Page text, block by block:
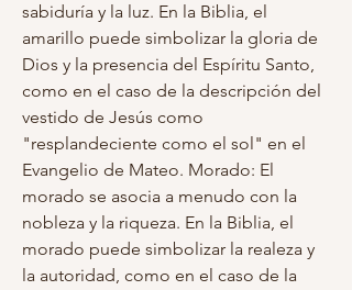
sabiduría y la luz. En la Biblia, el
amarillo puede simbolizar la gloria de
Dios y la presencia del Espíritu Santo,
como en el caso de la descripción del
vestido de Jesús como
"resplandeciente como el sol" en el
Evangelio de Mateo. Morado: El
morado se asocia a menudo con la
nobleza y la riqueza. En la Biblia, el
morado puede simbolizar la realeza y
la autoridad, como en el caso de la